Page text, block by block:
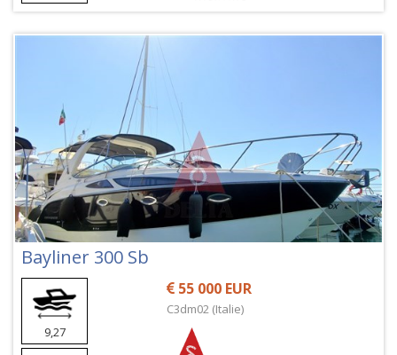
Bayliner 300 Sb
9,27
55 000 EUR
C3dm02 (Italie)